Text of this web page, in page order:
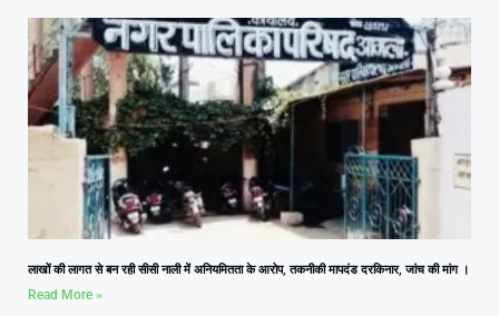
लाखों की लागत से बन रही सीसी नाली में अनियमितता के आरोप, तकनीकी मापदंड दरकिनार, जांच की मांग ।
Read More »